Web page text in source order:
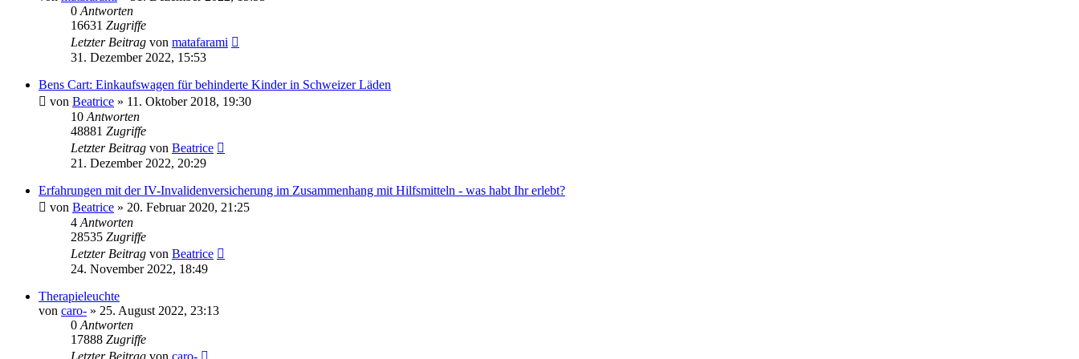
0 Antworten
16631 Zugriffe
Letzter Beitrag von matafarami
31. Dezember 2022, 15:53
Bens Cart: Einkaufswagen für behinderte Kinder in Schweizer Läden
von Beatrice » 11. Oktober 2018, 19:30
10 Antworten
48881 Zugriffe
Letzter Beitrag von Beatrice
21. Dezember 2022, 20:29
Erfahrungen mit der IV-Invalidenversicherung im Zusammenhang mit Hilfsmitteln - was habt Ihr erlebt?
von Beatrice » 20. Februar 2020, 21:25
4 Antworten
28535 Zugriffe
Letzter Beitrag von Beatrice
24. November 2022, 18:49
Therapieleuchte
von caro- » 25. August 2022, 23:13
0 Antworten
17888 Zugriffe
Letzter Beitrag von caro-